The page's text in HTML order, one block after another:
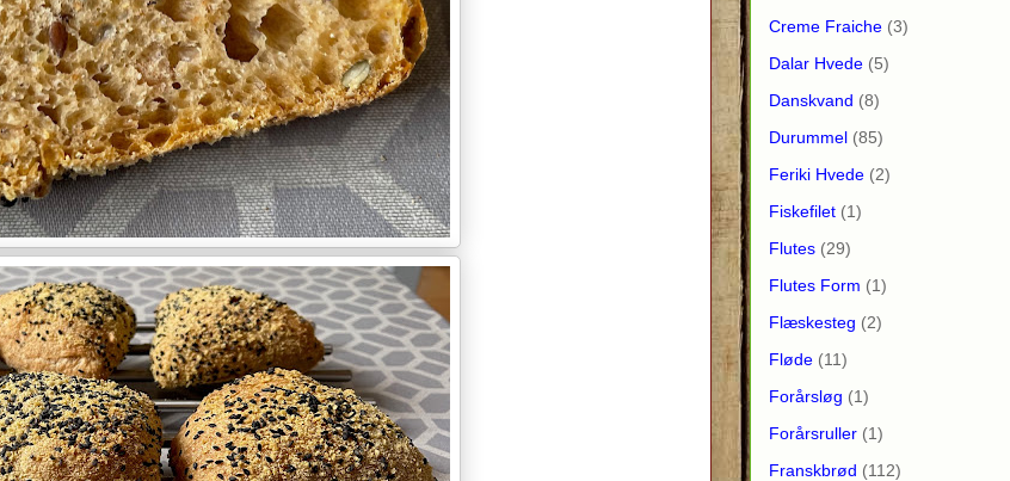
Creme Fraiche (3)
Dalar Hvede (5)
Danskvand (8)
Durummel (85)
Feriki Hvede (2)
Fiskefilet (1)
Flutes (29)
Flutes Form (1)
Flæskesteg (2)
Fløde (11)
Forårsløg (1)
Forårsruller (1)
Franskbrød (112)